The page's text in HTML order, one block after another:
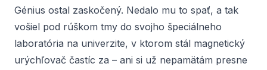
Génius ostal zaskočený. Nedalo mu to spať, a tak
vošiel pod rúškom tmy do svojho špeciálneho
laboratória na univerzite, v ktorom stál magnetický
urýchľovač častíc za – ani si už nepamätám presne